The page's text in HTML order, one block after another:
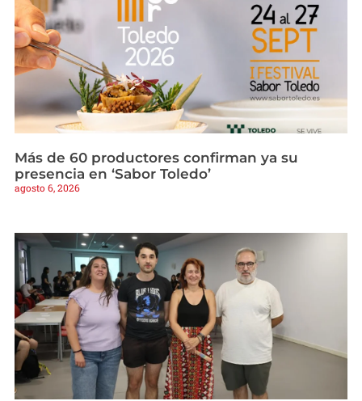
Más de 60 productores confirman ya su
presencia en ‘Sabor Toledo’
agosto 6, 2026